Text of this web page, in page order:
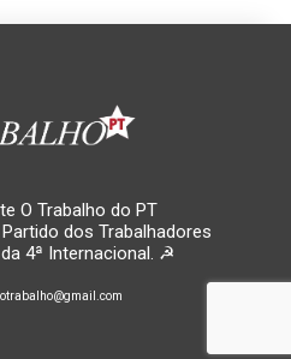
O Trabalho do PT
dos Trabalhadores
4ª Internacional. ☭